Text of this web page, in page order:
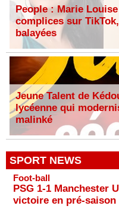
People : Marie
complices sur
balayées
Jeune Talent de
lycéenne qui
malinké
SPORT NEWS
Foot-ball
PSG 1-1 Manchester
victoire en pré-saison